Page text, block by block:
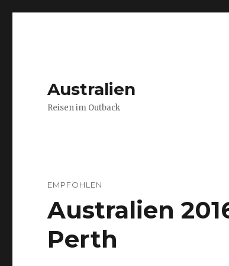
Australien
Reisen im Outback
EMPFOHLEN
Australien
Perth